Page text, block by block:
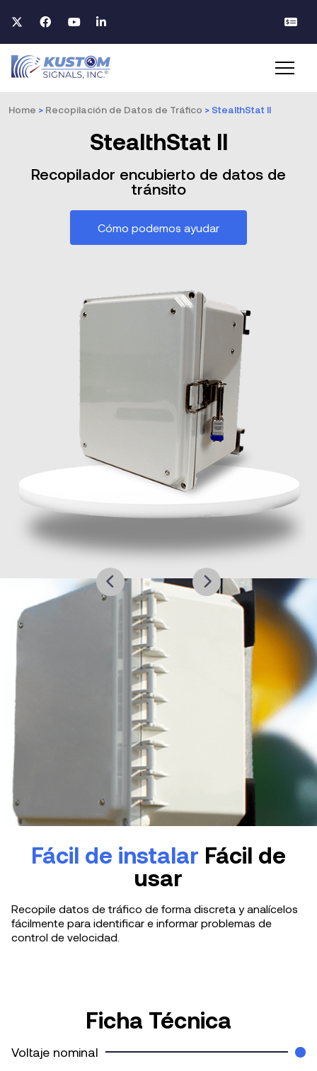
Home > Recopilación de Datos de Tráfico > StealthStat II
StealthStat II
Recopilador encubierto de datos de
tránsito
Cómo podemos ayudar
Fácil de instalar Fácil de
usar
Recopile datos de tráfico de forma discreta y analícelos
fácilmente para identificar e informar problemas de
control de velocidad.
Ficha Técnica
Voltaje nominal